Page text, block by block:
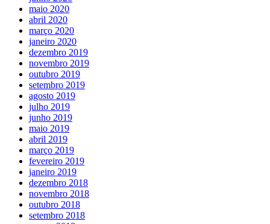
maio 2020
abril 2020
março 2020
janeiro 2020
dezembro 2019
novembro 2019
outubro 2019
setembro 2019
agosto 2019
julho 2019
junho 2019
maio 2019
abril 2019
março 2019
fevereiro 2019
janeiro 2019
dezembro 2018
novembro 2018
outubro 2018
setembro 2018